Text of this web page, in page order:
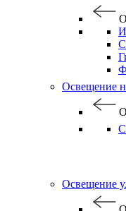
Освещение
Освещение